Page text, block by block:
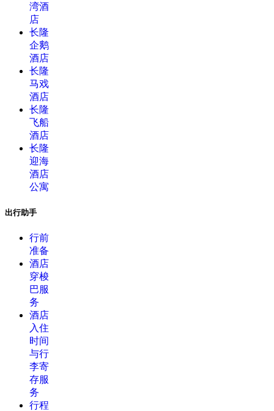
湾酒
店
长隆
企鹅
酒店
长隆
马戏
酒店
长隆
飞船
酒店
长隆
迎海
酒店
公寓
出行助手
行前
准备
酒店
穿梭
巴服
务
酒店
入住
时间
与行
李寄
存服
务
行程